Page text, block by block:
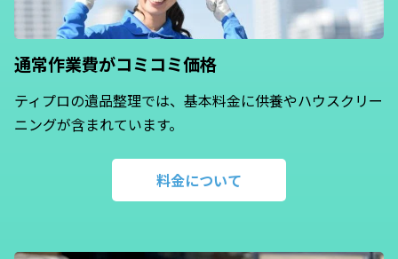
通常作業費がコミコミ価格
ティプロの遺品整理では、基本料金に供養やハウスクリー
ニングが含まれています。
料金について